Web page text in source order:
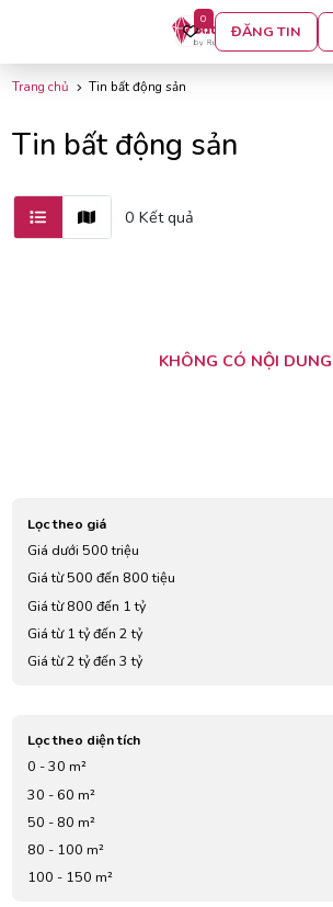
0
ĐĂNG TIN
Trang chủ Tin bất động sản
Tin bất động sản
0 Kết quả
KHÔNG CÓ NỘI DUNG
Lọc theo giá
Giá dưới 500 triệu
Giá từ 500 đến 800 tiệu
Giá từ 800 đến 1 tỷ
Giá từ 1 tỷ đến 2 tỷ
Giá từ 2 tỷ đến 3 tỷ
Lọc theo diện tích
0 - 30 m²
30 - 60 m²
50 - 80 m²
80 - 100 m²
100 - 150 m²